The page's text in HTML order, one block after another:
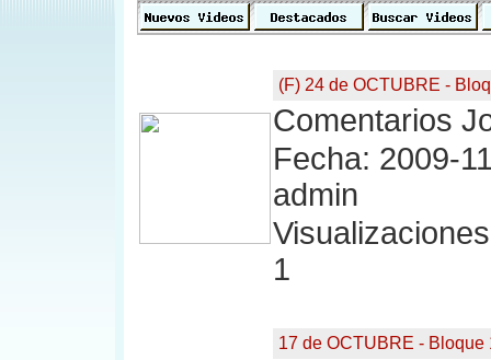
(F) 24 de OCTUBRE -
Comentarios
Fecha: 2009-
admin
1
17 de OCTUBRE - Bloque